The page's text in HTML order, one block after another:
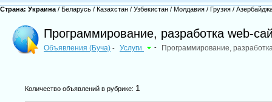
Страна: Украина / Беларусь / Казахстан / Узбекистан / Молдавия / Грузия /
Программирование, разработка web-
Объявления (Буча) - Услуги - Программирование,
Количество объявлений в рубрике: 1